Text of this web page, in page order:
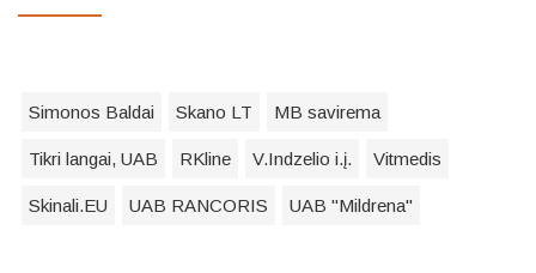
Simonos Baldai Skano LT MB savirema
Tikri langai, UAB RKline V.Indzelio i.į. Vitmedis
Skinali.EU UAB RANCORIS UAB "Mildrena"